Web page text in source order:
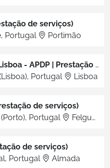
de serviços)
Portugal Portimão
Enfermeiro NephroCare Lisboa - APDP | Prestação de serviços
Portugal Lisboa
de serviços)
Portugal Felgueiras
de serviços)
Portugal Almada